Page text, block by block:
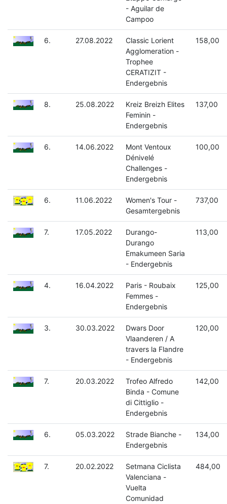
- Aguilar de
Campoo
6. 27.08.2022
Classic Lorient
Agglomeration -
Trophee
CERATIZIT -
Endergebnis
158,00
8. 25.08.2022
Kreiz Breizh Elites
Feminin -
Endergebnis
137,00
6. 14.06.2022
Mont Ventoux
Dénivelé
Challenges -
Endergebnis
100,00
6. 11.06.2022
Women's Tour -
Gesamtergebnis
737,00
7. 17.05.2022
Durango-
Durango
Emakumeen Saria
- Endergebnis
113,00
4. 16.04.2022
Paris - Roubaix
Femmes -
Endergebnis
125,00
3. 30.03.2022
Dwars Door
Vlaanderen / A
travers la Flandre
- Endergebnis
120,00
7. 20.03.2022
Trofeo Alfredo
Binda - Comune
di Cittiglio -
Endergebnis
142,00
6. 05.03.2022
Strade Bianche -
Endergebnis
134,00
7. 20.02.2022
Setmana Ciclista
Valenciana -
Vuelta
Comunidad
484,00